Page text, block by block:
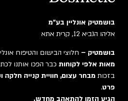
בושמטיק אונליין בע"מ
אליהו הנביא 12, קרית אתא
בושמטיק – חלוצי הבישום והטיפוח
מאות אלפי לקוחות כבר הפכו אותנו
בזכות מבחר עצום, חוויית קנייה
פרט.
הגיע הזמן להתאהב מחדש.